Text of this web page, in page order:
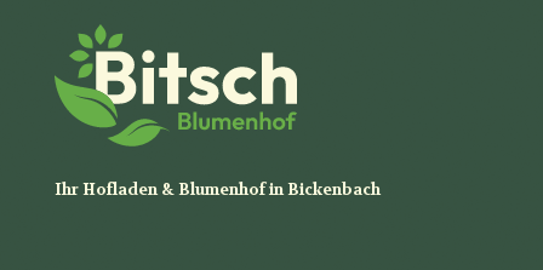
Ihr Hofladen & Blumenhof in Bickenbach